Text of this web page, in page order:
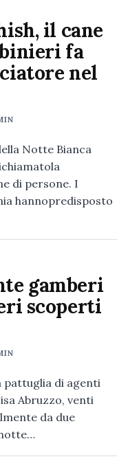
il cane
fa
nel
Notte Bianca
di persone. I
hannopredisposto
gamberi
scoperti
pattuglia di agenti
Abruzzo, venti
da due